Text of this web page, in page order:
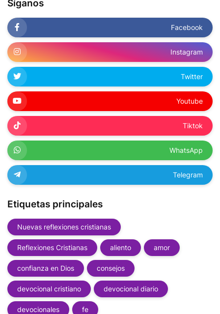
Síganos
Facebook
Instagram
Twitter
Youtube
Tiktok
WhatsApp
Telegram
Etiquetas principales
Nuevas reflexiones cristianas
Reflexiones Cristianas aliento amor
confianza en Dios consejos
devocional cristiano devocional diario
devocionales fe